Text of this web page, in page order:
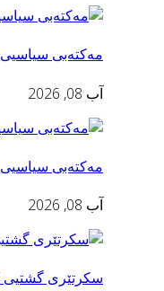
مه‌كته‌بی سیاسیی YNDK سه‌ردانى پارتى سۆسيال ديموكر…
آب 08, 2026
مه‌كته‌بی سیاسیی YNDK ساڵیادی دامەزراندنی بزووتنه‌…
آب 08, 2026
سكرتێری گشتیی YNDK پێشوازى لە بەڕێز حاجی هەژار نان…